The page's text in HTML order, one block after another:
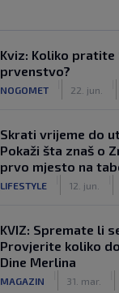
Kviz: Koliko pratite
prvenstvo?
NOGOMET 22. jun.
Skrati vrijeme do
Pokaži šta znaš o
prvo mjesto na
LIFESTYLE 12. jun.
KVIZ: Spremate li
Provjerite koliko
Dine Merlina
MAGAZIN 31. mar.